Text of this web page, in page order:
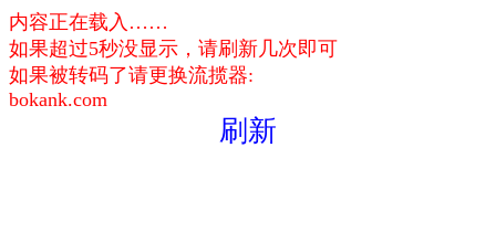
内容正在载入……
如果超过5秒没显示，请刷新几次即可
如果被转码了请更换流揽器:
bokank.com
刷新